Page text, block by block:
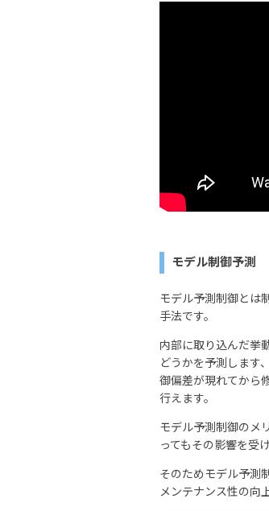
モデル制御予測
モデル予測制御とは
手法です。
内部に取り込んだ挙
どうかを予測します
御偏差が現れてから
行えます。
モデル予測制御のメ
ってもその影響を受
そのためモデル予測
メンテナンス性の向